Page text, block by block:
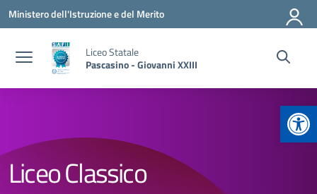
Vai ai contenuti
Vai al menu di navigazione
Vai al footer
Ministero dell'Istruzione e del Merito
Liceo Statale
Pascasino - Giovanni XXIII
Liceo Classico